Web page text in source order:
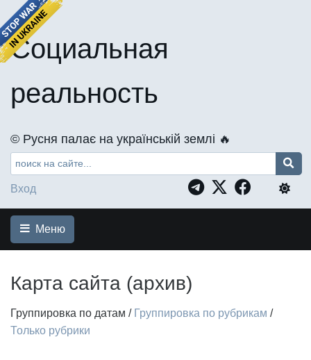
Социальная
реальность
©️ Русня палає на українській землі 🔥
Вход
Меню
Карта сайта (архив)
Группировка по датам / Группировка по рубрикам /
Только рубрики